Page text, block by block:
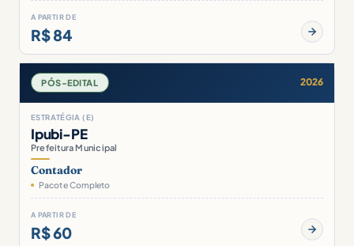
A PARTIR DE
R$ 84
PÓS-EDITAL 2026
ESTRATÉGIA (E)
Ipubi-PE
Prefeitura Municipal
Contador
Pacote Completo
A PARTIR DE
R$ 60